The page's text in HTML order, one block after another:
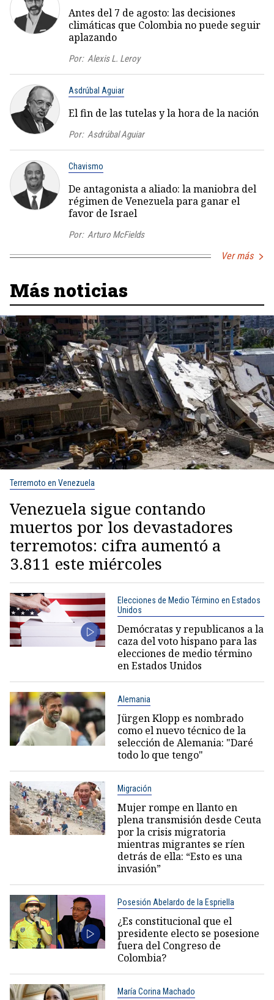
Antes del 7 de agosto: las decisiones
climáticas que Colombia no puede seguir
aplazando
Por: Alexis L. Leroy
Asdrúbal Aguiar
El fin de las tutelas y la hora de la nación
Por: Asdrúbal Aguiar
Chavismo
De antagonista a aliado: la maniobra del
régimen de Venezuela para ganar el
favor de Israel
Por: Arturo McFields
Ver más
Más noticias
Terremoto en Venezuela
Venezuela sigue contando
muertos por los devastadores
terremotos: cifra aumentó a
3.811 este miércoles
Elecciones de Medio Término en Estados
Unidos
Demócratas y republicanos a la
caza del voto hispano para las
elecciones de medio término
en Estados Unidos
Alemania
Jürgen Klopp es nombrado
como el nuevo técnico de la
selección de Alemania: "Daré
todo lo que tengo"
Migración
Mujer rompe en llanto en
plena transmisión desde Ceuta
por la crisis migratoria
mientras migrantes se ríen
detrás de ella: “Esto es una
invasión”
Posesión Abelardo de la Espriella
¿Es constitucional que el
presidente electo se posesione
fuera del Congreso de
Colombia?
María Corina Machado